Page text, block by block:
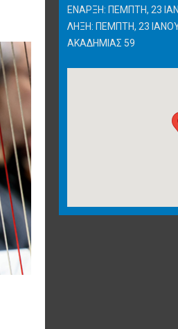
ΈΝΑΡΞΗ: ΠΈΜΠΤΗ, 23
ΛΉΞΗ: ΠΈΜΠΤΗ, 23
ΑΚΑΔΗΜΊΑΣ 59